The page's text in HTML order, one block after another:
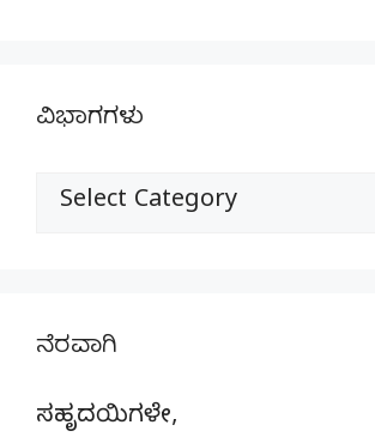
ವಿಭಾಗಗಳು
ವಿಭಾಗಗಳು
ನೆರವಾಗಿ
ಸಹೃದಯಿಗಳೇ,